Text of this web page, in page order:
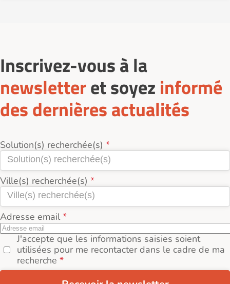
Inscrivez-vous à la
newsletteret soyez informé
des dernières actualités
Solution(s) recherchée(s)
Ville(s) recherchée(s)
Adresse email
J'accepte que les informations saisies soient
utilisées pour me recontacter dans le cadre de ma
recherche